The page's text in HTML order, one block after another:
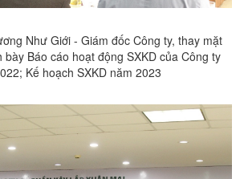
Như Giới - Giám đốc Công ty, thay mặt
Báo cáo hoạt động SXKD của Công ty
Kế hoạch SXKD năm 2023